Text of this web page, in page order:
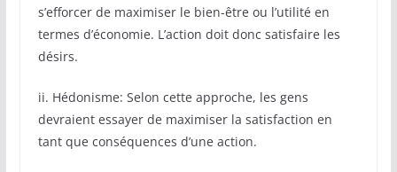
s’efforcer de maximiser le bien-être ou l’utilité en
termes d’économie. L’action doit donc satisfaire les
désirs.
ii. Hédonisme: Selon cette approche, les gens
devraient essayer de maximiser la satisfaction en
tant que conséquences d’une action.